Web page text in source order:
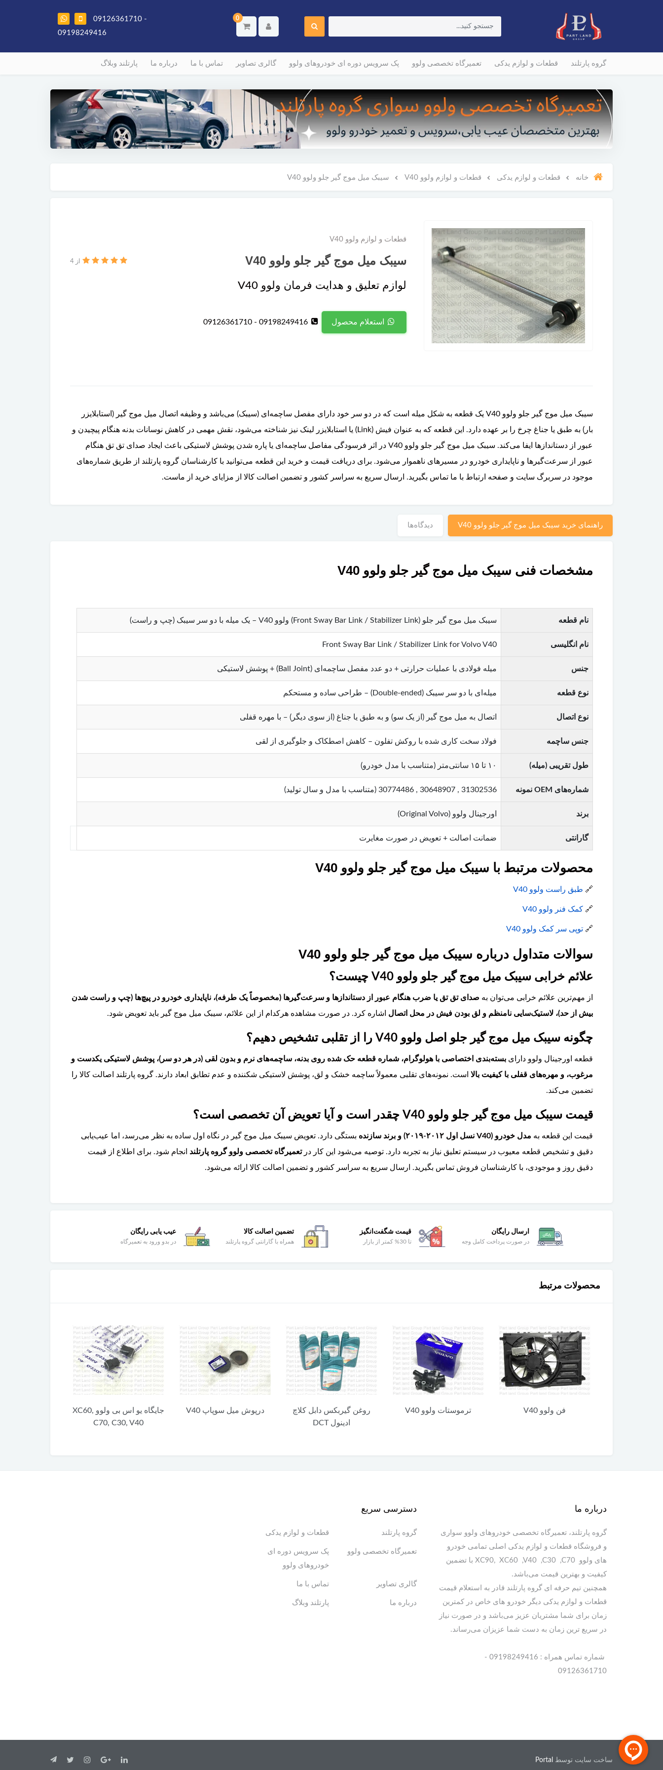
0
09126361710 -
09198249416
گروه پارتلند قطعات و لوازم یدکی تعمیرگاه تخصصی ولوو پک سرویس دوره ای خودروهای ولوو گالری تصاویر تماس با ما درباره ما پارتلند وبلاگ
خانه قطعات و لوازم یدکی قطعات و لوازم ولوو V40 سیبک میل موج گیر جلو ولوو V40
قطعات و لوازم ولوو V40
سیبک میل موج گیر جلو ولوو V40 از 4
لوازم تعلیق و هدایت فرمان ولوو V40
استعلام محصول 09198249416 - 09126361710
سیبک میل موج گیر جلو ولوو V40 یک قطعه به شکل میله است که در دو سر خود دارای مفصل ساچمه‌ای (سیبک) می‌باشد و وظیفه اتصال میل موج گیر (استابلایزر
بار) به طبق یا جناغ چرخ را بر عهده دارد. این قطعه که به عنوان فیش (Link) یا استابلایزر لینک نیز شناخته می‌شود، نقش مهمی در کاهش نوسانات بدنه هنگام پیچیدن و
عبور از دستاندازها ایفا می‌کند. سیبک میل موج گیر جلو ولوو V40 در اثر فرسودگی مفاصل ساچمه‌ای یا پاره شدن پوشش لاستیکی باعث ایجاد صدای تق تق هنگام
عبور از سرعت‌گیرها و ناپایداری خودرو در مسیرهای ناهموار می‌شود. برای دریافت قیمت و خرید این قطعه می‌توانید با کارشناسان گروه پارتلند از طریق شماره‌های
موجود در سربرگ سایت و صفحه ارتباط با ما تماس بگیرید. ارسال سریع به سراسر کشور و تضمین اصالت کالا از مزایای خرید از ماست.
راهنمای خرید سیبک میل موج گیر جلو ولوو V40 دیدگاه‌ها
مشخصات فنی سیبک میل موج گیر جلو ولوو V40
نام قطعه سیبک میل موج گیر جلو (Front Sway Bar Link / Stabilizer Link) ولوو V40 – یک میله با دو سر سیبک (چپ و راست)
نام انگلیسی Front Sway Bar Link / Stabilizer Link for Volvo V40
جنس میله فولادی با عملیات حرارتی + دو عدد مفصل ساچمه‌ای (Ball Joint) + پوشش لاستیکی
نوع قطعه میله‌ای با دو سر سیبک (Double-ended) – طراحی ساده و مستحکم
نوع اتصال اتصال به میل موج گیر (از یک سو) و به طبق یا جناغ (از سوی دیگر) – با مهره قفلی
جنس ساچمه فولاد سخت کاری شده با روکش تفلون – کاهش اصطکاک و جلوگیری از لقی
طول تقریبی (میله) ۱۰ تا ۱۵ سانتی‌متر (متناسب با مدل خودرو)
شماره‌های OEM نمونه 31302536 , 30648907 , 30774486 (متناسب با مدل و سال تولید)
برند اورجینال ولوو (Original Volvo)
گارانتی ضمانت اصالت + تعویض در صورت مغایرت
محصولات مرتبط با سیبک میل موج گیر جلو ولوو V40
🔗 طبق راست ولوو V40
🔗 کمک فنر ولوو V40
🔗 توپی سر کمک ولوو V40
سوالات متداول درباره سیبک میل موج گیر جلو ولوو V40
علائم خرابی سیبک میل موج گیر جلو ولوو V40 چیست؟
از مهم‌ترین علائم خرابی می‌توان به صدای تق تق یا ضرب هنگام عبور از دستاندازها و سرعت‌گیرها (مخصوصاً یک طرفه)، ناپایداری خودرو در پیچ‌ها (چپ و راست شدن
بیش از حد)، لاستیک‌سایی نامنظم و لق بودن فیش در محل اتصال اشاره کرد. در صورت مشاهده هرکدام از این علائم، سیبک میل موج گیر باید تعویض شود.
چگونه سیبک میل موج گیر جلو اصل ولوو V40 را از تقلبی تشخیص دهیم؟
قطعه اورجینال ولوو دارای بسته‌بندی اختصاصی با هولوگرام، شماره قطعه حک شده روی بدنه، ساچمه‌های نرم و بدون لقی (در هر دو سر)، پوشش لاستیکی یکدست و
مرغوب، و مهره‌های قفلی با کیفیت بالا است. نمونه‌های تقلبی معمولاً ساچمه خشک و لق، پوشش لاستیکی شکننده و عدم تطابق ابعاد دارند. گروه پارتلند اصالت کالا را
تضمین می‌کند.
قیمت سیبک میل موج گیر جلو ولوو V40 چقدر است و آیا تعویض آن تخصصی است؟
قیمت این قطعه به مدل خودرو (V40 نسل اول ۲۰۱۲-۲۰۱۹) و برند سازنده
بستگی دارد. تعویض سیبک میل موج گیر در نگاه اول ساده به نظر می‌رسد، اما عیب‌یابی
دقیق و تشخیص قطعه معیوب در سیستم تعلیق نیاز به تجربه دارد. توصیه می‌شود این کار درتعمیرگاه تخصصی ولوو گروه پارتلند انجام شود. برای اطلاع از قیمت
دقیق روز و موجودی، با کارشناسان فروش تماس بگیرید. ارسال سریع به سراسر کشور و تضمین اصالت کالا ارائه می‌شود.
ارسال رایگان
در صورت پرداخت کامل وجه
قیمت شگفت‌انگیز
تا 30% کمتر از بازار
تضمین اصالت کالا
همراه با گارانتی گروه پارتلند
عیب یابی رایگان
در بدو ورود به تعمیرگاه
محصولات مرتبط
ترموستات ولوو V40
روغن گیربکس دابل کلاچ
درپوش میل سوپاپ V40
جایگاه یو اس بی ولوو XC60,
بلبرینگ چرخ جلو V40
درباره ما
گروه پارتلند، تعمیرگاه تخصصی خودروهای ولوو سواری
و فروشگاه قطعات و لوازم یدکی اصلی تمامی خودرو
های ولوو XC90, XC60 ,V40 ,C30 ,C70 با تضمین
کیفیت و بهترین قیمت می‌باشد.
همچنین تیم حرفه ای گروه پارتلند قادر به استعلام قیمت
قطعات و لوازم یدکی دیگر خودرو های خاص در کمترین
زمان برای شما مشتریان عزیز می‌باشد و در صورت نیاز
در سریع ترین زمان به دست شما عزیزان می‌رساند.
شماره تماس همراه : 09198249416 -
09126361710
دسترسی سریع
گروه پارتلند قطعات و لوازم یدکی
تعمیرگاه تخصصی ولوو
پک سرویس دوره ای
خودروهای ولوو
گالری تصاویر تماس با ما
درباره ما پارتلند وبلاگ
ساخت سایت توسط Portal